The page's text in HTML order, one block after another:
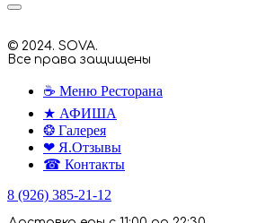
© 2024. SOVA.
Все права защищены
☕ Меню Ресторана
★ АФИША
❂ Галерея
❤ Я.Отзывы
☎ Контакты
8 (926) 385-21-12